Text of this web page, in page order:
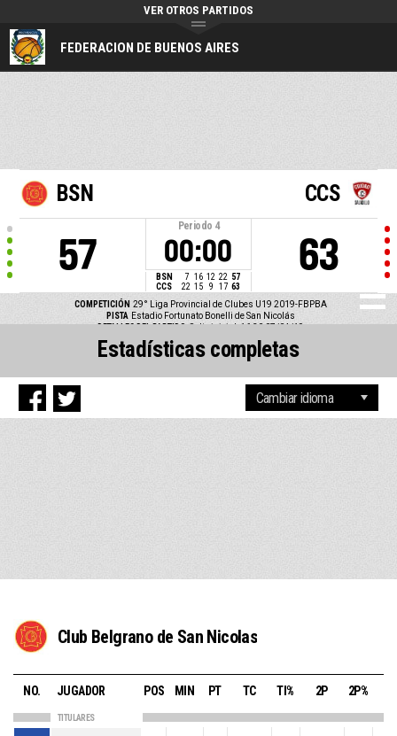
FEDERACION DE BUENOS AIRES
VER OTROS PARTIDOS
BSN
57
Periodo 4
00:00
BSN 7 16 12 22 57
CCS
22 15 9 17 63
CCS
63
COMPETICIÓN 29° Liga Provincial de Clubes U19 2019-FBPBA
PISTA Estadio Fortunato Bonelli de San Nicolás
DETALLES DEL PARTIDO Salto inicial: 16:30 07/04/19
Estadísticas completas
Club Belgrano de San Nicolas
NO. JUGADOR POS MIN PT TC TI% 2P 2P%
TITULARES